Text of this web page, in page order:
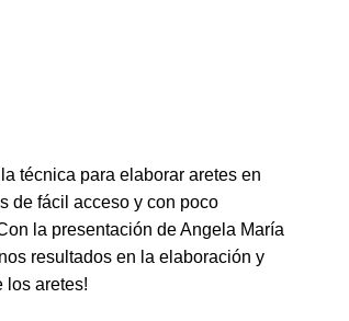
técnica para elaborar aretes en
de fácil acceso y con poco
la presentación de Angela María
resultados en la elaboración y
los aretes!